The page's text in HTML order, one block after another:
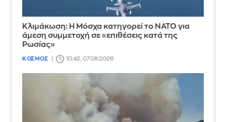
Κλιμάκωση: Η Μόσχα κατηγορεί το ΝΑΤΟ για
άμεση συμμετοχή σε «επιθέσεις κατά της
Ρωσίας»
ΚΟΣΜΟΣ 10:42, 07.08.2026